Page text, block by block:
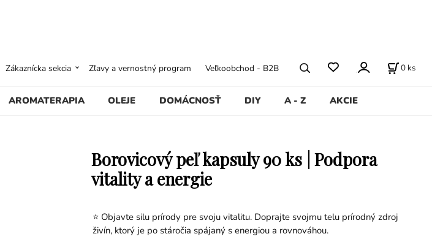
AROMATERAPIA OLEJE DOMÁCNOSŤ DIY A - Z AKCIE
Zákaznícka sekcia Zľavy a vernostný program Veľkoobchod - B2B 0 ks
Borovicový peľ kapsuly 90 ks | Podpora
vitality a energie
⭐ Objavte silu prírody pre svoju vitalitu. Doprajte svojmu telu prírodný zdroj
živín, ktorý je po stáročia spájaný s energiou a rovnováhou.